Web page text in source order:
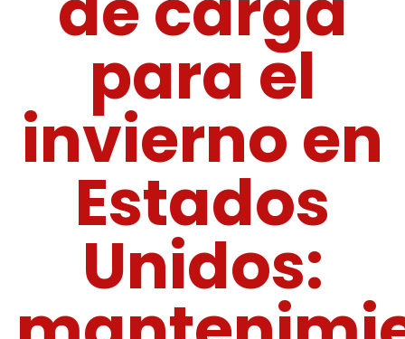
para el
invierno en
Estados
Unidos: